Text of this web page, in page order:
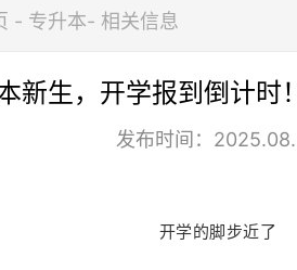
- 专升本- 相关信息
新生，开学报到倒计时
发布时间：
开学的脚步近了